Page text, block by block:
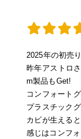
2025年の初売
昨年アストロ
m製品もGet!
コンフォート
プラスチック
カビが生える
感じはコンフ